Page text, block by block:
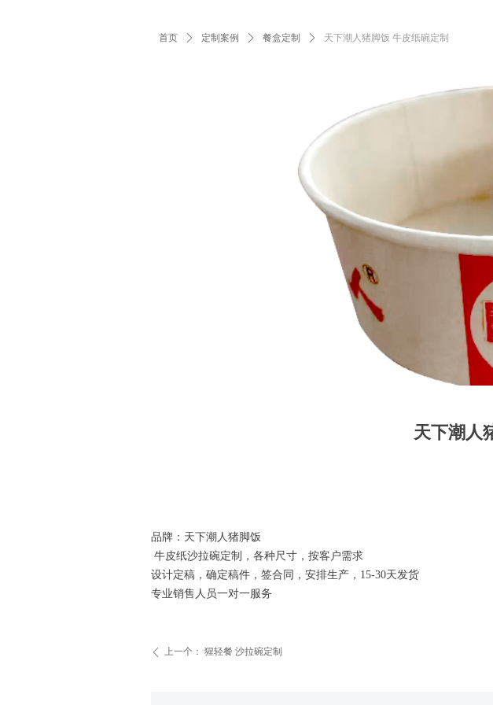
首页 ꄲ 定制案例 ꄲ 餐盒定制 ꄲ 天下潮人猪脚饭 牛皮纸碗定制
天下潮人
ꄴ 上一个： 猩轻餐 沙拉碗定制
品牌：天下潮人猪脚饭
牛皮纸沙拉碗定制，各种尺寸，按客户需求
设计定稿，确定稿件，签合同，安排生产，15-30天发货
专业销售人员一对一服务